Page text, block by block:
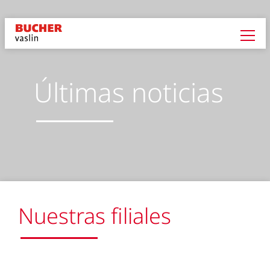
Últimas noticias
Nuestras filiales